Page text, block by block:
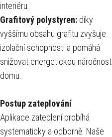
interiéru.
Grafitový polystyren: díky
vyššímu obsahu grafitu zvyšuje
izolační schopnosti a pomáhá
snižovat energetickou náročnost
domu.
Postup zateplování
Aplikace zateplení probíhá
systematicky a odborně. Naše